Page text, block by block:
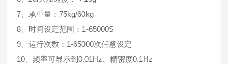
7、承重量：75kg/60kg
8、时间设定范围：1-65000S
9、运行次数：1-65000次任意设定
10、频率可显示到0.01Hz、精密度0.1Hz